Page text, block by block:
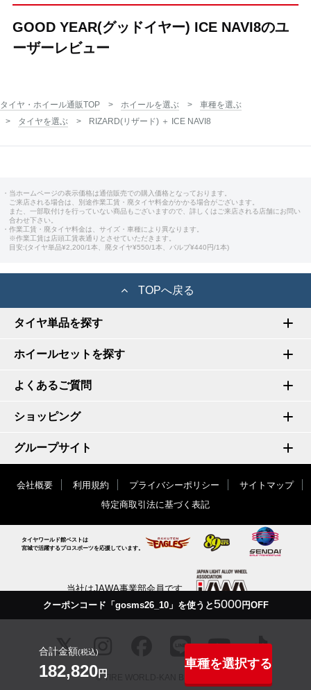
GOOD YEAR(グッドイヤー) ICE NAVI8のユ
ーザーレビュー
クーポンコード「gosms26_10」を使うと5000円OFF
合計金額(税込)
182,820円
車種を選択する
タイヤ・ホイール通販TOP ホイールを選ぶ
車種を選ぶ
タイヤを選ぶ
RIZARD(リザード) ＋ ICE NAVI8
・当ホームページの表示価格は通信販売での購入価格となっております。
ご来店される場合は、別途作業工賃・廃タイヤ料金がかかる場合がございます。
また、一部取付けを行っていない商品もございますので、詳しくはご来店される店舗にお問い
合わせ下さい。
・作業工賃・廃タイヤ料金は、サイズ・車種により異なります。
※作業工賃は店頭工賃表通りとさせていただきます。
目安:(タイヤ単品¥2,200/1本、廃タイヤ¥550/1本、バルブ¥440円/1本)
TOPへ戻る
タイヤ単品を探す
ホイールセットを探す
よくあるご質問
ショッピング
グループサイト
会社概要 利用規約 プライバシーポリシー
サイトマップ
特定商取引法に基づく表記
タイヤワールド館ベストは
宮城で活躍するプロスポーツを応援しています。
当社はJAWA事業部会員です
© TIRE WORLD-KAN BEST inc.